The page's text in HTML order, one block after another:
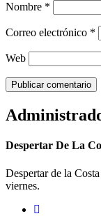
Nombre *
Correo electrónico *
Web
Despertar De La
Despertar de la
viernes.